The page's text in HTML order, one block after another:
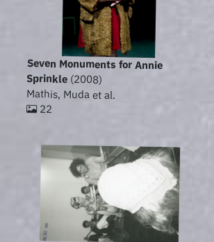
Seven Monuments for Annie
Sprinkle (2008)
Mathis, Muda et al.
22